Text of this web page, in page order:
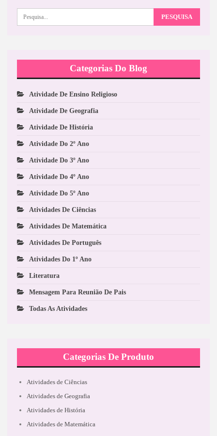
Categorias Do Blog
Atividade De Ensino Religioso
Atividade De Geografia
Atividade De História
Atividade Do 2º Ano
Atividade Do 3º Ano
Atividade Do 4º Ano
Atividade Do 5º Ano
Atividades De Ciências
Atividades De Matemática
Atividades De Português
Atividades Do 1º Ano
Literatura
Mensagem Para Reunião De Pais
Todas As Atividades
Categorias De Produto
Atividades de Ciências
Atividades de Geografia
Atividades de História
Atividades de Matemática